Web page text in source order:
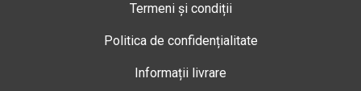
Termeni și condiții
Politica de confidențialitate
Informații livrare